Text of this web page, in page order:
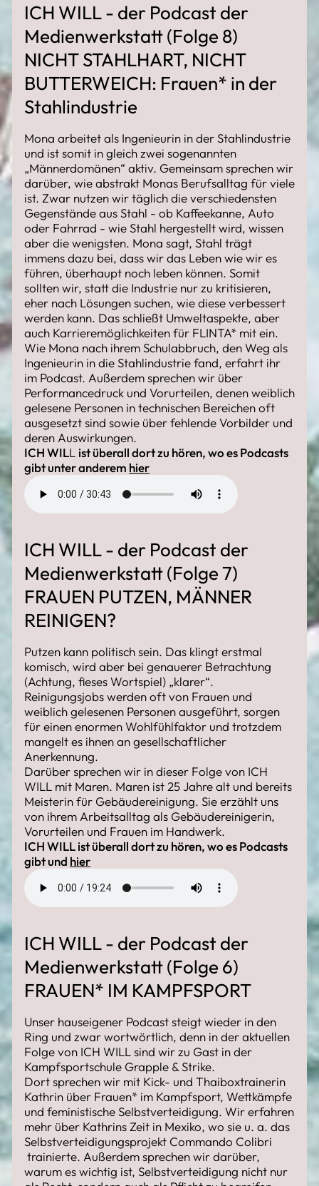
ICH WILL - der Podcast der
Medienwerkstatt (Folge 8)
NICHT STAHLHART, NICHT
BUTTERWEICH: Frauen* in der
Stahlindustrie
Mona arbeitet als Ingenieurin in der Stahlindustrie
und ist somit in gleich zwei sogenannten
„Männerdomänen“ aktiv. Gemeinsam sprechen wir
darüber, wie abstrakt Monas Berufsalltag für viele
ist. Zwar nutzen wir täglich die verschiedensten
Gegenstände aus Stahl - ob Kaffeekanne, Auto
oder Fahrrad - wie Stahl hergestellt wird, wissen
aber die wenigsten. Mona sagt, Stahl trägt
immens dazu bei, dass wir das Leben wie wir es
führen, überhaupt noch leben können. Somit
sollten wir, statt die Industrie nur zu kritisieren,
eher nach Lösungen suchen, wie diese verbessert
werden kann. Das schließt Umweltaspekte, aber
auch Karrieremöglichkeiten für FLINTA* mit ein.
Wie Mona nach ihrem Schulabbruch, den Weg als
Ingenieurin in die Stahlindustrie fand, erfahrt ihr
im Podcast. Außerdem sprechen wir über
Performancedruck und Vorurteilen, denen weiblich
gelesene Personen in technischen Bereichen oft
ausgesetzt sind sowie über fehlende Vorbilder und
deren Auswirkungen.
ICH WILL ist überall dort zu hören, wo es Podcasts
gibt unter anderem hier
ICH WILL - der Podcast der
Medienwerkstatt (Folge 7)
FRAUEN PUTZEN, MÄNNER
REINIGEN?
Putzen kann politisch sein. Das klingt erstmal
komisch, wird aber bei genauerer Betrachtung
(Achtung, fieses Wortspiel) „klarer“.
Reinigungsjobs werden oft von Frauen und
weiblich gelesenen Personen ausgeführt, sorgen
für einen enormen Wohlfühlfaktor und trotzdem
mangelt es ihnen an gesellschaftlicher
Anerkennung.
Darüber sprechen wir in dieser Folge von ICH
WILL mit Maren. Maren ist 25 Jahre alt und bereits
Meisterin für Gebäudereinigung. Sie erzählt uns
von ihrem Arbeitsalltag als Gebäudereinigerin,
Vorurteilen und Frauen im Handwerk.
ICH WILL ist überall dort zu hören, wo es Podcasts
gibt und hier
ICH WILL - der Podcast der
Medienwerkstatt (Folge 6)
FRAUEN* IM KAMPFSPORT
Unser hauseigener Podcast steigt wieder in den
Ring und zwar wortwörtlich, denn in der aktuellen
Folge von ICH WILL sind wir zu Gast in der
Kampfsportschule Grapple & Strike.
Dort sprechen wir mit Kick- und Thaiboxtrainerin
Kathrin über Frauen* im Kampfsport, Wettkämpfe
und feministische Selbstverteidigung. Wir erfahren
mehr über Kathrins Zeit in Mexiko, wo sie u. a. das
Selbstverteidigungsprojekt Commando Colibri
trainierte. Außerdem sprechen wir darüber,
warum es wichtig ist, Selbstverteidigung nicht nur